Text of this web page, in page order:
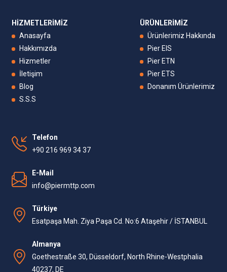
HİZMETLERİMİZ
Anasayfa
Hakkımızda
Hizmetler
İletişim
Blog
S.S.S
ÜRÜNLERİMİZ
Ürünlerimiz Hakkında
Pier EIS
Pier ETN
Pier ETS
Donanım Ürünlerimiz
Telefon
+90 216 969 34 37
E-Mail
info@piermttp.com
Türkiye
Esatpaşa Mah. Ziya Paşa Cd. No:6 Ataşehir / İSTANBUL
Almanya
Goethestraße 30, Düsseldorf, North Rhine-Westphalia
40237, DE